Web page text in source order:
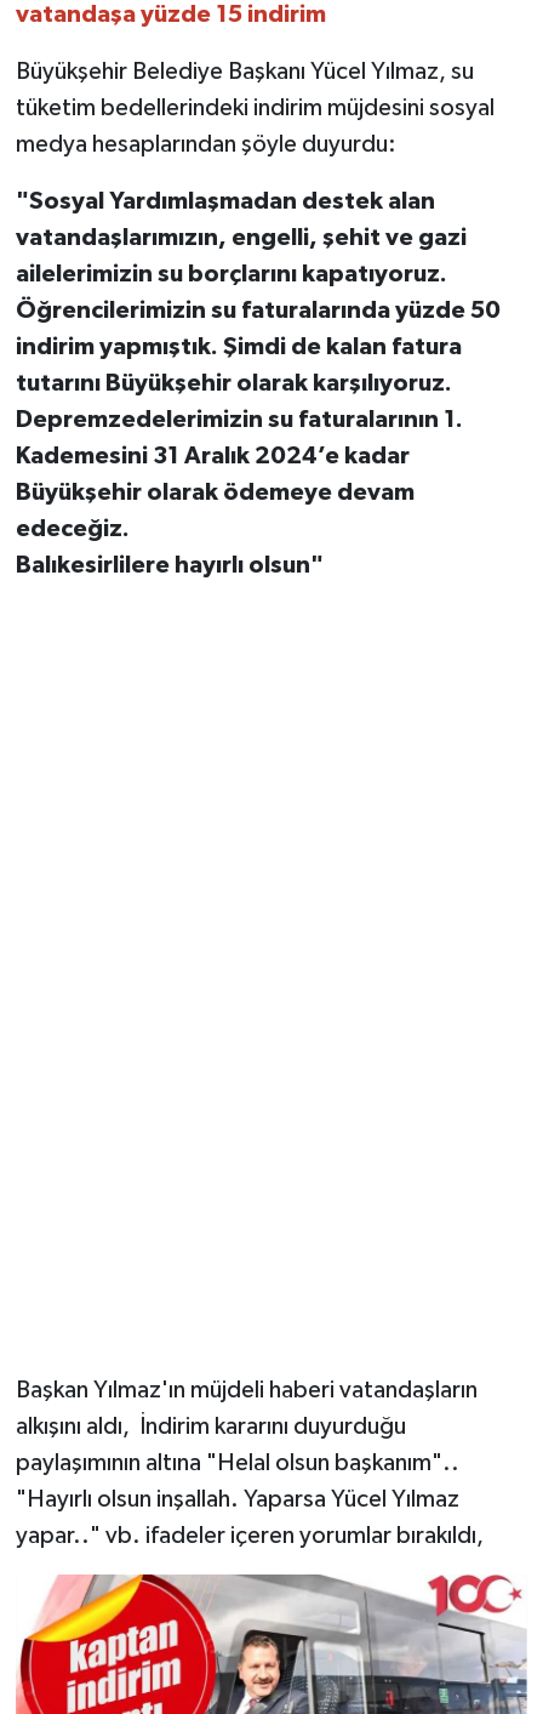
vatandaşa yüzde 15 indirim
Büyükşehir Belediye Başkanı Yücel Yılmaz, su
tüketim bedellerindeki indirim müjdesini sosyal
medya hesaplarından şöyle duyurdu:
"Sosyal Yardımlaşmadan destek alan
vatandaşlarımızın, engelli, şehit ve gazi
ailelerimizin su borçlarını kapatıyoruz.
Öğrencilerimizin su faturalarında yüzde 50
indirim yapmıştık. Şimdi de kalan fatura
tutarını Büyükşehir olarak karşılıyoruz.
Depremzedelerimizin su faturalarının 1.
Kademesini 31 Aralık 2024’e kadar
Büyükşehir olarak ödemeye devam
edeceğiz.
Balıkesirlilere hayırlı olsun"
Başkan Yılmaz'ın müjdeli haberi vatandaşların
alkışını aldı, İndirim kararını duyurduğu
paylaşımının altına "Helal olsun başkanım"..
"Hayırlı olsun inşallah. Yaparsa Yücel Yılmaz
yapar.." vb. ifadeler içeren yorumlar bırakıldı,